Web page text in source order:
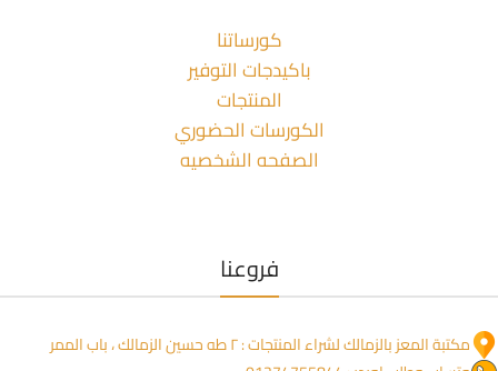
كورساتنا
باكيدجات التوفير
المنتجات
الكورسات الحضوري
الصفحه الشخصيه
فروعنا
مكتبة المعز بالزمالك لشراء المنتجات : ٢ طه حسين الزمالك ، باب الممر